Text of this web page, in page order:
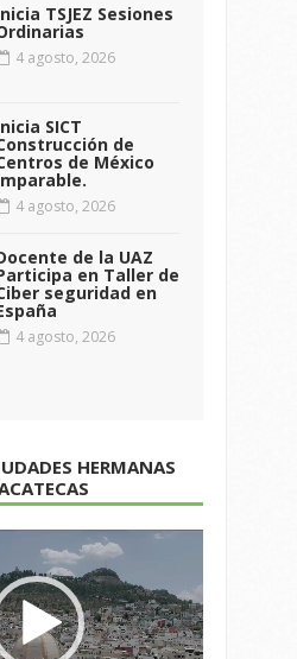
TSJEZ Sesiones
4 agosto, 2026
SICT
de
de México
4 agosto, 2026
de la UAZ
en Taller de
seguridad en
4 agosto, 2026
HERMANAS